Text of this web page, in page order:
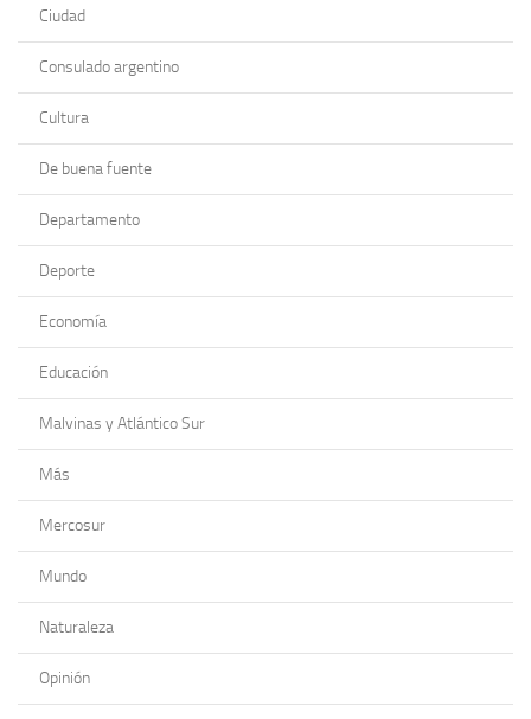
Ciudad
Consulado argentino
Cultura
De buena fuente
Departamento
Deporte
Economía
Educación
Malvinas y Atlántico Sur
Más
Mercosur
Mundo
Naturaleza
Opinión